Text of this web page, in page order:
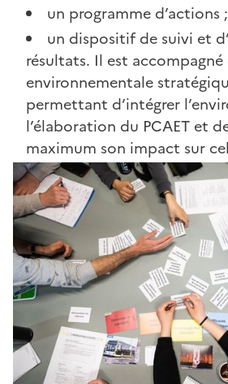
un programme d’actions ;
un dispositif de suivi et
résultats. Il est
environnementale
permettant d’intégrer
l’élaboration du PCAET et
maximum son impact sur